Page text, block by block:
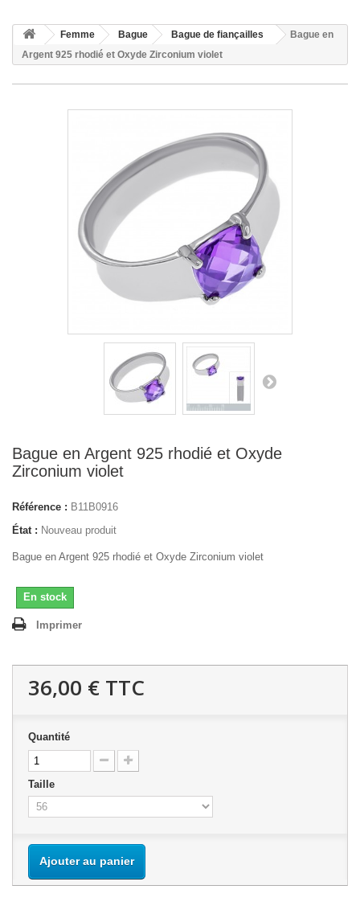
Femme Bague Bague de fiançailles
Bague en
Argent 925 rhodié et Oxyde Zirconium violet
Bague en Argent 925 rhodié et Oxyde
Zirconium violet
Référence : B11B0916
État : Nouveau produit
Bague en Argent 925 rhodié et Oxyde Zirconium violet
En stock
Imprimer
36,00 € TTC
Quantité
Taille
Ajouter au panier